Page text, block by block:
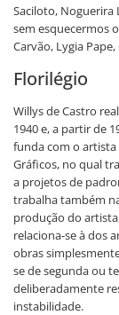
Saciloto, Noguerira
sem esquecermos
Carvão, Lygia
Florilégio
Willys de Castro
1940 e, a partir de
funda com o artista
Gráficos, no qual
a projetos de
trabalha também
produção do
relaciona-se à dos
obras
se de segunda ou
deliberadamente
instabilidade.